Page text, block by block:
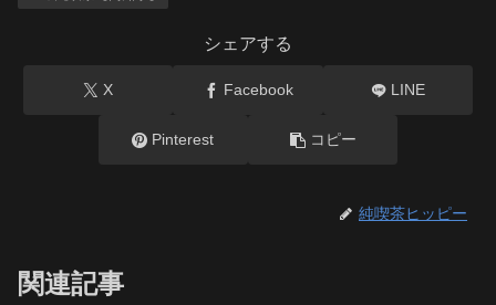
シェアする
X Facebook LINE
Pinterest コピー
純喫茶ヒッピー
関連記事